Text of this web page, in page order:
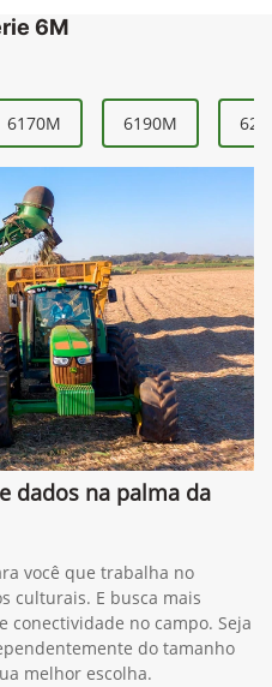
6M
6170M 6190M
dados na palma da
você que trabalha no
culturais. E busca mais
conectividade no campo. Seja
do tamanho
melhor escolha.